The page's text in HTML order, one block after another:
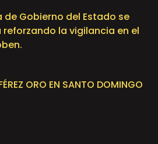
de Gobierno del Estado se
la vigilancia en el
ORO EN SANTO DOMINGO